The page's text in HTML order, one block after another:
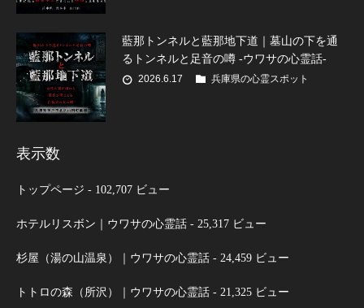
藍那トンネルと藍那地下道｜墓山の下を通
るトンネルと足音の噂 -ウワサの心霊話-
2026.6.17 兵庫県の心霊スポット
表示数
トップページ - 102,707 ビュー
ホテルリスボン｜ウワサの心霊話 - 25,317 ビュー
杉屋（湯の山温泉）｜ウワサの心霊話 - 24,459 ビュー
トトロの森（所沢）｜ウワサの心霊話 - 21,325 ビュー